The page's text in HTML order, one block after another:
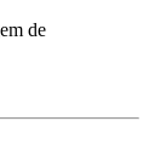
de